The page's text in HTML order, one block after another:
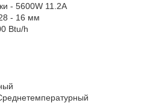
- 5600W 11.2A
- 16 мм
Btu/h